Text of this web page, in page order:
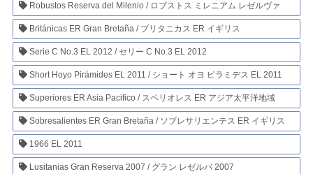
Robustos Reserva del Milenio / ロブストス ミレニアム レゼルヴァ
Británicas ER Gran Bretaña / ブリタニカス ER イギリス
Serie C No.3 EL 2012 / セリー C No.3 EL 2012
Short Hoyo Pirámides EL 2011 / ショート オヨ ピラミデス EL 2011
Superiores ER Asia Pacifico / スペリオレス ER アジア太平洋地域
Sobresalientes ER Gran Bretaña / ソブレサリエンテス ER イギリス
1966 EL 2011
Lusitanias Gran Reserva 2007 / グラン レゼルバ 2007